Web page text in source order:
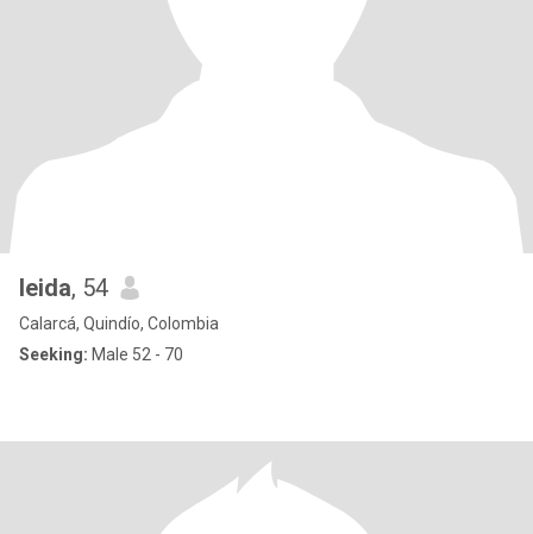
leida, 54
Calarcá, Quindío, Colombia
Seeking: Male 52 - 70